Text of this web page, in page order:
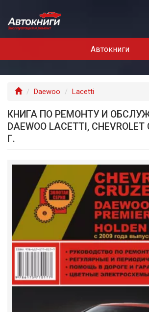
Автокниги
ГлавнаяDaewoo Lacetti
КНИГА ПО РЕМОНТУ И
DAEWOO LACETTI,
Г.